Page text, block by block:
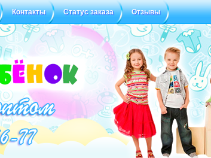
Контакты Статус заказа Отзывы